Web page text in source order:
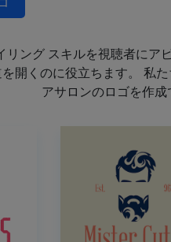
ング スキルを視聴者に
開くのに役立ちます。 私
アサロンのロゴを作成